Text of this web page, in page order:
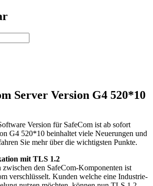
Server Version G4 520*10
Version für SafeCom ist ab sofort
G4 520*10 beinhaltet viele Neuerungen und
Sie mehr über die wichtigsten Punkte.
mit TLS 1.2
den SafeCom-Komponenten ist
verschlüsselt. Kunden welche eine Industrie-